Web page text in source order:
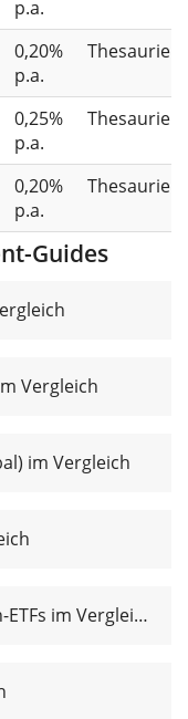
p.a.
0,20%
p.a.
0,25%
p.a.
0,20%
p.a.
Guides
Vergleich
im Vergleich
Erneuerbare Energien-ETFs im Vergleich